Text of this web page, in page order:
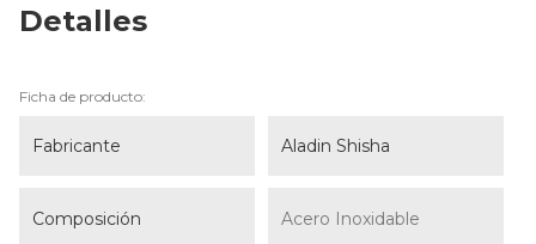
Detalles
Ficha de producto:
Fabricante Aladin Shisha
Composición Acero Inoxidable